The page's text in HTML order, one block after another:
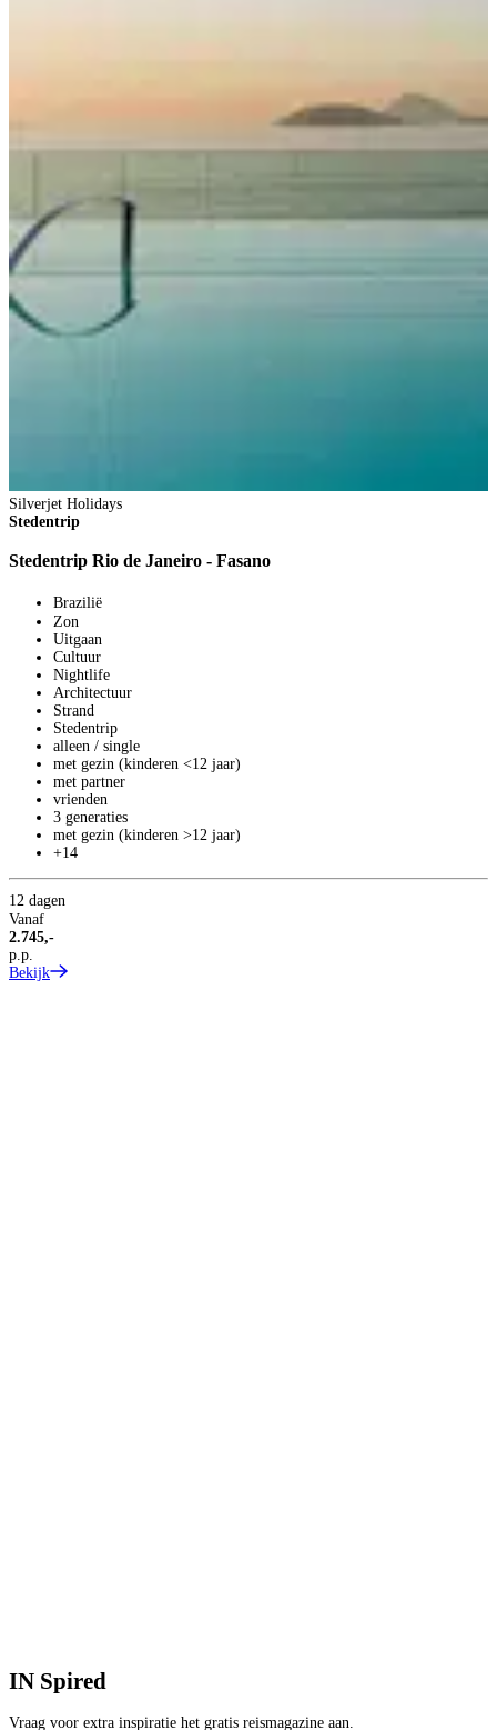
Silverjet Holidays
Stedentrip
Stedentrip Rio de Janeiro - Fasano
Brazilië
Zon
Uitgaan
Cultuur
Nightlife
Architectuur
Strand
Stedentrip
alleen / single
met gezin (kinderen <12 jaar)
met partner
vrienden
3 generaties
met gezin (kinderen >12 jaar)
+14
12 dagen
Vanaf
2.745,-
p.p.
Bekijk
IN Spired
Vraag voor extra inspiratie het gratis reismagazine aan.